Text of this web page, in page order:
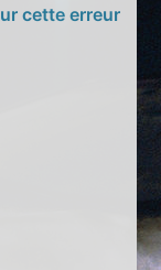
cette erreur